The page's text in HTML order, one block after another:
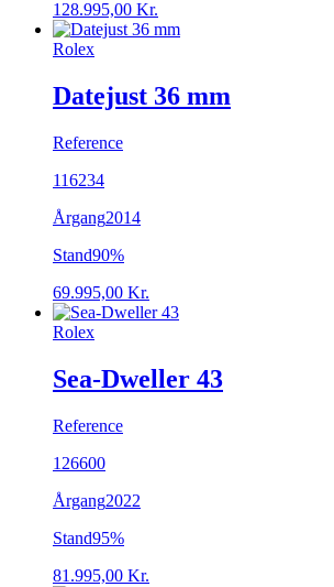
128.995,00 Kr.
Rolex
Datejust 36 mm
Reference
116234
Årgang2014
Stand90%
69.995,00 Kr.
Rolex
Sea-Dweller 43
Reference
126600
Årgang2022
Stand95%
81.995,00 Kr.